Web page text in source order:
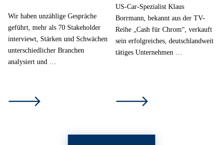
Wir haben unzählige Gespräche
geführt, mehr als 70 Stakeholder
interviewt, Stärken und Schwächen
unterschiedlicher Branchen
analysiert und …
US-Car-Spezialist Klaus
Borrmann, bekannt aus der TV-
Reihe „Cash für Chrom“, verkauft
sein erfolgreiches, deutschlandweit
tätiges Unternehmen …